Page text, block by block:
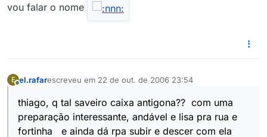
vou falar o nome
E el.rafarescreveu em 22 de out. de 2006 23:54
última edição por
thiago, q tal saveiro caixa antigona?? com uma
preparação interessante, andável e lisa pra rua e
fortinha e ainda dá rpa subir e descer com ela